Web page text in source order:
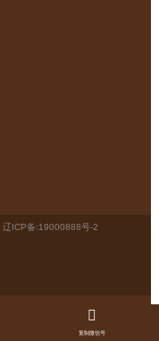
辽ICP备:19000888号-2
复制微信号